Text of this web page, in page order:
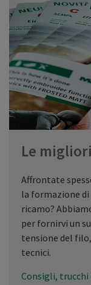
Le
Affrontate
la formazione di
ricamo?
per fornirvi un
tensione del
tecnici.
Consigli, trucchi